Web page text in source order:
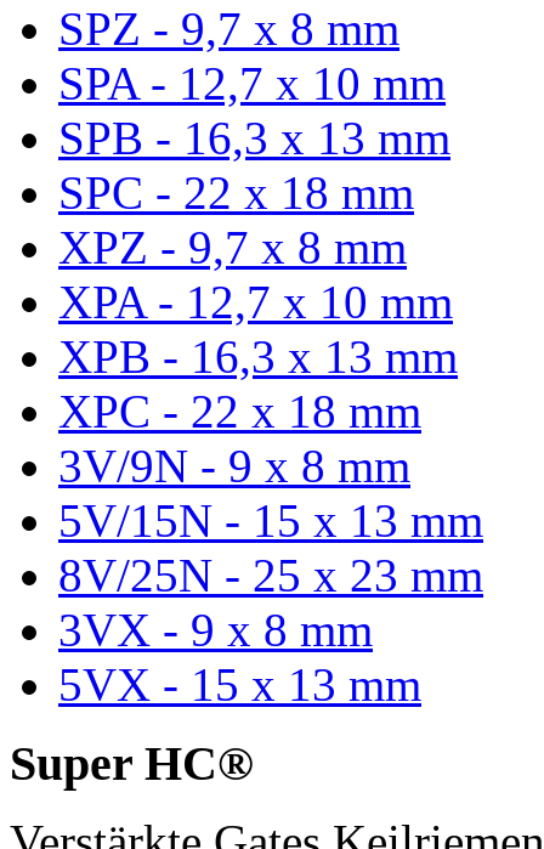
SPZ - 9,7 x 8 mm
SPA - 12,7 x 10 mm
SPB - 16,3 x 13 mm
SPC - 22 x 18 mm
XPZ - 9,7 x 8 mm
XPA - 12,7 x 10 mm
XPB - 16,3 x 13 mm
XPC - 22 x 18 mm
3V/9N - 9 x 8 mm
5V/15N - 15 x 13 mm
8V/25N - 25 x 23 mm
3VX - 9 x 8 mm
5VX - 15 x 13 mm
Super HC®